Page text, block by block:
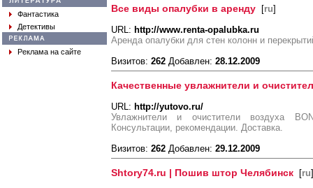
Фантастика
Детективы
Реклама на сайте
Все виды опалубки в аренду [ru]
URL: http://www.renta-opalubka.ru
Аренда опалубки для стен колонн и
Визитов: 262 Добавлен: 28.12.2009
Качественные увлажнители и
URL: http://yutovo.ru/
Увлажнители и очистители воздуха
Консультации, рекомендации. Доставка.
Визитов: 262 Добавлен: 29.12.2009
Shtory74.ru | Пошив штор Челябинск [ru]